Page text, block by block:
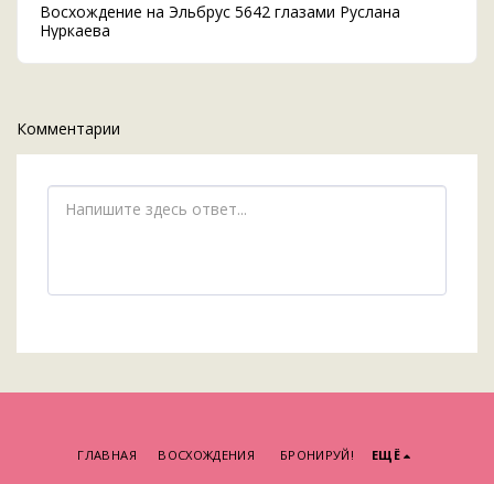
Восхождение на Эльбрус 5642 глазами Руслана
Нуркаева
Комментарии
ГЛАВНАЯ ВОСХОЖДЕНИЯ БРОНИРУЙ! ЕЩЁ